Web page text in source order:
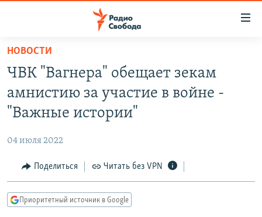
упрощенного
доступа
основному
Вернутся
Вернутся
ПРОГРАММЫ
АВТОРСКИЕ ПРОЕКТЫ
МНЕНИЯ
КУЛЬТУРА
КАВКАЗ.РЕАЛИИ
НОВОСТИ
ЧВК "Вагнера" обещает зекам
амнистию за участие в войне -
"Важные истории"
04 июля 2022
Поделиться Читать без VPN
Приоритетный источник в Google